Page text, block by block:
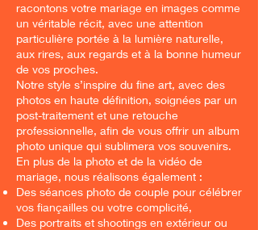
racontons votre mariage en images comme
un véritable récit, avec une attention
particulière portée à la lumière naturelle,
aux rires, aux regards et à la bonne humeur
de vos proches.
Notre style s’inspire du fine art, avec des
photos en haute définition, soignées par un
post-traitement et une retouche
professionnelle, afin de vous offrir un album
photo unique qui sublimera vos souvenirs.
En plus de la photo et de la vidéo de
mariage, nous réalisons également :
Des séances photo de couple pour célébrer
vos fiançailles ou votre complicité,
Des portraits et shootings en extérieur ou